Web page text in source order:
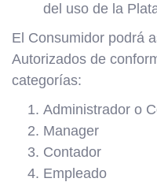
del uso de la
El Consumidor podrá
Autorizados de
categorías:
Administrador o
Manager
Contador
Empleado